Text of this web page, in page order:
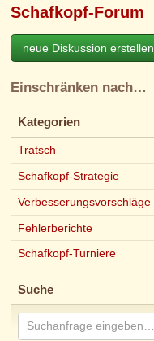
Schafkopf-Forum
neue Diskussion erstellen
Einschränken nach…
Kategorien
Tratsch
Schafkopf-Strategie
Verbesserungsvorschläge
Fehlerberichte
Schafkopf-Turniere
Suche